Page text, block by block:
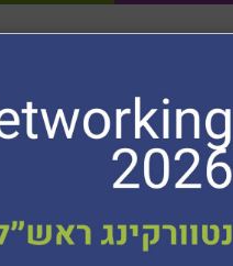
ליווי מנהלים וצוותים
אקססוריז תינוקות וילדים